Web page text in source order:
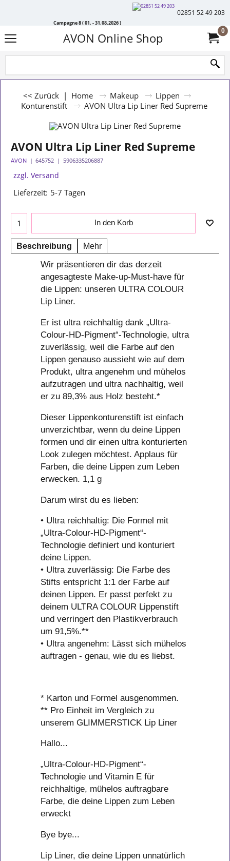
Campagne 8 ( 01. - 31.08.2026 )
02851 52 49 203
AVON Online Shop 0
<< Zurück | Home Makeup
Lippen
Konturenstift
AVON Ultra Lip Liner Red Supreme
AVON Ultra Lip Liner Red Supreme
AVON 645752 5906335206887
zzgl. Versand
Lieferzeit: 5-7 Tagen
In den Korb
Beschreibung Mehr
Wir präsentieren dir das derzeit
angesagteste Make-up-Must-have für
die Lippen: unseren ULTRA COLOUR
Lip Liner.
Er ist ultra reichhaltig dank „Ultra-
Colour-HD-Pigment“-Technologie, ultra
zuverlässig, weil die Farbe auf den
Lippen genauso aussieht wie auf dem
Produkt, ultra angenehm und mühelos
aufzutragen und ultra nachhaltig, weil
er zu 89,3% aus Holz besteht.*
Dieser Lippenkonturenstift ist einfach
unverzichtbar, wenn du deine Lippen
formen und dir einen ultra konturierten
Look zulegen möchtest. Applaus für
Farben, die deine Lippen zum Leben
erwecken. 1,1 g
Darum wirst du es lieben:
• Ultra reichhaltig: Die Formel mit
„Ultra-Colour-HD-Pigment“-
Technologie definiert und konturiert
deine Lippen.
• Ultra zuverlässig: Die Farbe des
Stifts entspricht 1:1 der Farbe auf
deinen Lippen. Er passt perfekt zu
deinem ULTRA COLOUR Lippenstift
und verringert den Plastikverbrauch
um 91,5%.**
• Ultra angenehm: Lässt sich mühelos
auftragen - genau, wie du es liebst.
* Karton und Formel ausgenommen.
** Pro Einheit im Vergleich zu
unserem GLIMMERSTICK Lip Liner
Hallo...
„Ultra-Colour-HD-Pigment“-
Technologie und Vitamin E für
reichhaltige, mühelos auftragbare
Farbe, die deine Lippen zum Leben
erweckt
Bye bye...
Lip Liner, die deine Lippen unnatürlich